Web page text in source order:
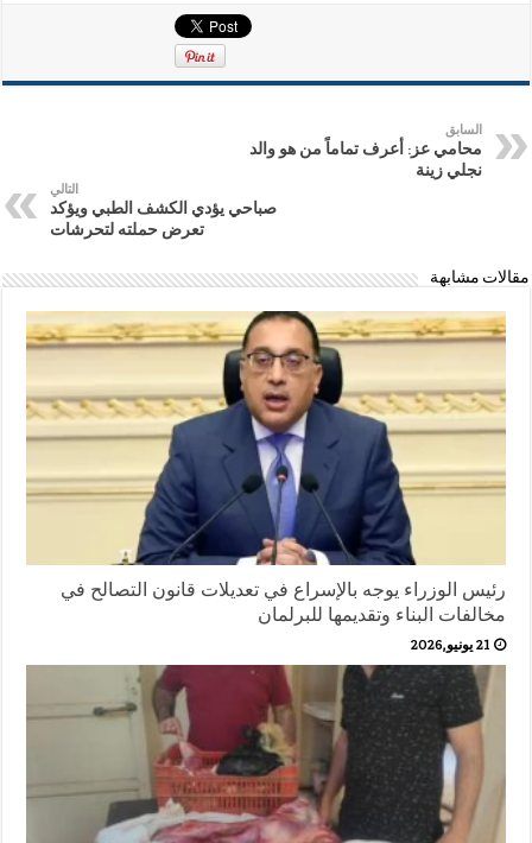
السابق
محامي عز: أعرف تماماً من هو والد
نجلي زينة
التالي
صباحي يؤدي الكشف الطبي ويؤكد
تعرض حملته لتحرشات
مقالات مشابهة
رئيس الوزراء يوجه بالإسراع في تعديلات قانون التصالح في
مخالفات البناء وتقديمها للبرلمان
21 يونيو,2026